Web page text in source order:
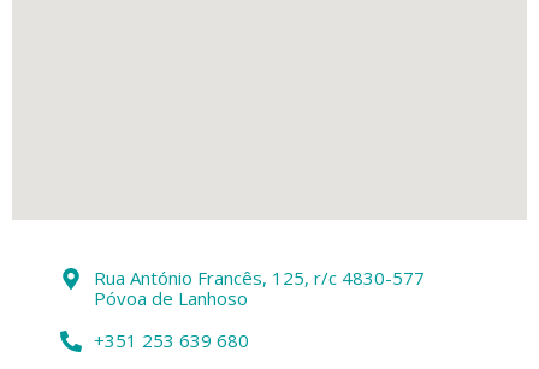
Rua António Francês, 125, r/c 4830-577
Póvoa de Lanhoso
+351 253 639 680